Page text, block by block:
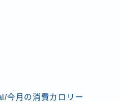
今月の消費カロリー